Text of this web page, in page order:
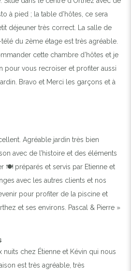
à pied ; la table d’hôtes, ce sera
déjeuner très correct. La salle de
du 2ème étage est très agréable.
cette chambre d’hôtes et je
pour vous recroiser et profiter aussi
Bravo et Merci les garçons et à
Agréable jardin très bien
avec de l’histoire et des éléments
🍽️ préparés et servis par Etienne et
avec les autres clients et nos
pour profiter de la piscine et
et ses environs. Pascal & Pierre »
nuits chez Étienne et Kévin qui nous
est très agréable, très